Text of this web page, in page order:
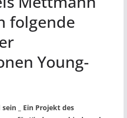
folgende
Young-
_ Ein Projekt des